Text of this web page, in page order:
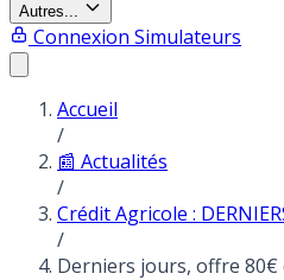
Autres...
Connexion Simulateurs
Accueil
/
📰 Actualités
/
Crédit Agricole :
/
Derniers jours, offre 80€